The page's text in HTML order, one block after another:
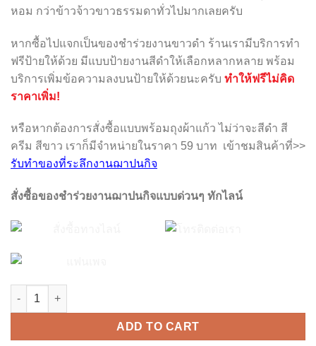
หอม กว่าข้าวจ้าวขาวธรรมดาทั่วไปมากเลยครับ
หากซื้อไปแจกเป็นของชำร่วยงานขาวดำ ร้านเรามีบริการทำ
ฟรีป้ายให้ด้วย มีแบบป้ายงานสีดำให้เลือกหลากหลาย พร้อม
บริการเพิ่มข้อความลงบนป้ายให้ด้วยนะครับ ทำให้ฟรีไม่คิด
ราคาเพิ่ม!
หรือหากต้องการสั่งซื้อแบบพร้อมถุงผ้าแก้ว ไม่ว่าจะสีดำ สี
ครีม สีขาว เราก็มีจำหน่ายในราคา 59 บาท เข้าชมสินค้าที่>>
รับทำของที่ระลึกงานฌาปนกิจ
สั่งซื้อของชำร่วยงานฌาปนกิจแบบด่วนๆ ทักไลน์
ของชำร่วยงานขาวดำ ข้าวหอมมะลิ 1 กก. quantity
ADD TO CART